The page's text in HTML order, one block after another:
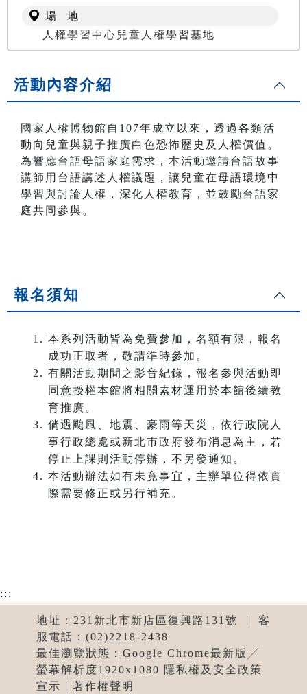
場 地
人權學習中心兒童人權學習基地
活動內容介紹
國家人權博物館自107年成立以來，透過各類活
動向兒童與親子推廣白色恐怖歷史及人權價值。
為響應台語母語家庭需求，本活動邀請台語故事
講師用台語講述人權議題，讓兒童在母語環境中
學習與討論人權，深化人權教育，並鼓勵台語家
庭共同參與。
報名須知
本系列活動皆為免費參加，名額有限，報名
成功正取者，敬請準時參加。
有關活動期間之影音紀錄，報名參與活動即
同意授權本館將相關素材運用於本館後續教
育推廣。
倘遇颱風、地震、豪雨等天災，依行政院人
事行政總處或新北市政府發布消息為主，若
停止上課則活動停辦，不另發通知。
本活動辦法如有未竟事宜，主辦單位得依實
際需要修正或另行補充。
:::
地址：231新北市新店區復興路131號 ︱ 客
服電話：(02)2218-2438
最佳瀏覽狀態：Google Chrome最新版╱
螢幕解析度1920x1080 隱私權及安全政策
宣示 | 著作權聲明